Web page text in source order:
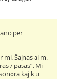
per
mi. Ŝajnas al mi,
/ pasas”. Mi
kaj kiu